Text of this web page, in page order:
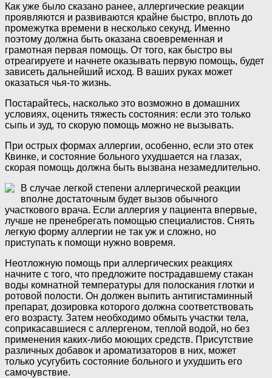
Как уже было сказано ранее, аллергические реакции
проявляются и развиваются крайне быстро, вплоть до
промежутка времени в несколько секунд. Именно
поэтому должна быть оказана своевременная и
грамотная первая помощь. От того, как быстро вы
отреагируете и начнете оказывать первую помощь, будет
зависеть дальнейший исход. В ваших руках может
оказаться чья-то жизнь.
Постарайтесь, насколько это возможно в домашних
условиях, оценить тяжесть состояния: если это только
сыпь и зуд, то скорую помощь можно не вызывать.
При острых формах аллергии, особенно, если это отек
Квинке, и состояние больного ухудшается на глазах,
скорая помощь должна быть вызвана незамедлительно.
В случае легкой степени аллергической реакции
вполне достаточным будет вызов обычного
участкового врача. Если аллергия у пациента впервые,
лучше не пренебрегать помощью специалистов. Снять
легкую форму аллергии не так уж и сложно, но
приступать к помощи нужно вовремя.
Неотложную помощь при аллергических реакциях
начните с того, что предложите пострадавшему стакан
воды комнатной температуры для полоскания глотки и
ротовой полости. Он должен выпить антигистаминный
препарат, дозировка которого должна соответствовать
его возрасту. Затем необходимо обмыть участки тела,
соприкасавшиеся с аллергеном, теплой водой, но без
применения каких-либо моющих средств. Присутствие
различных добавок и ароматизаторов в них, может
только усугубить состояние больного и ухудшить его
самочувствие.